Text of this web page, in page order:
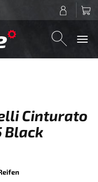
Cinturato
Black